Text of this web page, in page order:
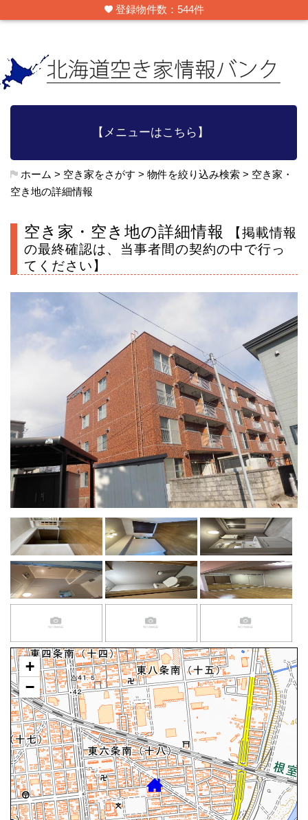
登録物件数：544件
【メニューはこちら】
ホーム > 空き家をさがす > 物件を絞り込み検索> 空き家・
空き地の詳細情報
空き家・空き地の詳細情報
【掲載情報
の最終確認は、当事者間の契約の中で行っ
てください】
+
−